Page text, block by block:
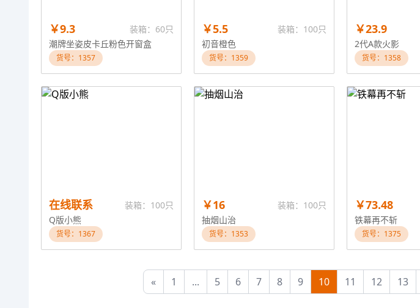
￥9.3
装箱：60只
潮牌坐姿皮卡丘粉色开窗盒
货号：1357
￥5.5
装箱：100只
初音橙色
货号：1359
￥23.9
2代A款火影
货号：1358
在线联系
装箱：100只
Q版小熊
货号：1367
￥16
装箱：100只
抽烟山治
货号：1353
￥73.48
铁幕再不斩
货号：1375
« 1 ... 5 6 7 8 9 10 11 12 13